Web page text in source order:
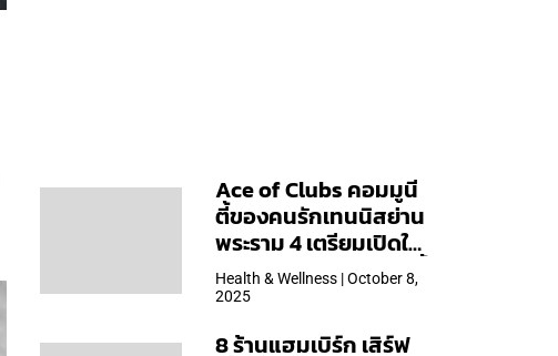
Ace of Clubs คอมมูนี
ตี้ของคนรักเทนนิสย่าน
พระราม 4 เตรียมเปิดให้
บริการวันแรก 19 ต.ค. นี้
Health & Wellness | October 8,
2025
8 ร้านแฮมเบิร์ก เสิร์ฟ